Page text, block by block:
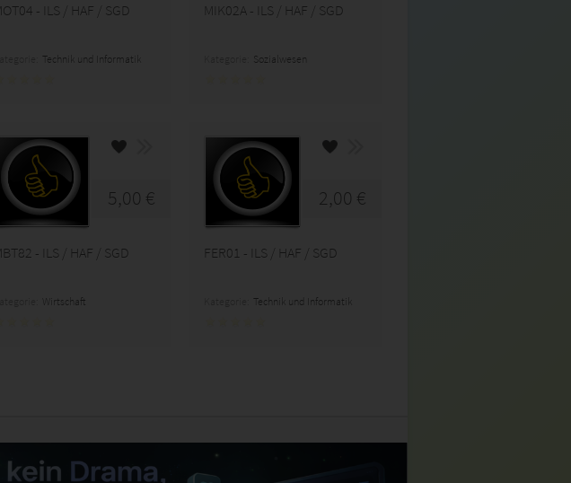
- ILS / HAF / SGD
Technik und Informatik
MIK02A - ILS / HAF / SGD
Sozialwesen
5,00 €
- ILS / HAF / SGD
Wirtschaft
2,00 €
FER01 - ILS / HAF / SGD
Technik und Informatik